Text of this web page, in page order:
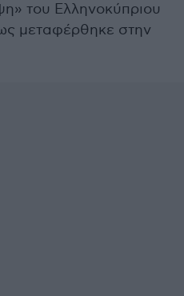
του Ελληνοκύπριου
μεταφέρθηκε στην